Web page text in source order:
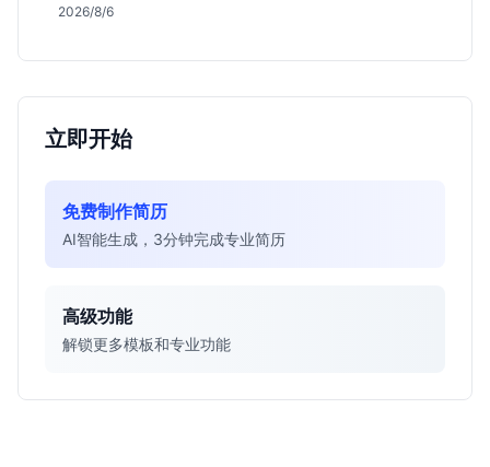
会，分析薪资面议背后的含金量及应届生成长路径，助
2026/8/6
立即开始
免费制作简历
AI智能生成，3分钟完成专业简历
高级功能
解锁更多模板和专业功能